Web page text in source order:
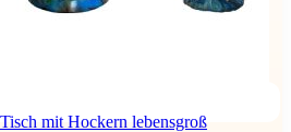
mit Hockern lebensgroß